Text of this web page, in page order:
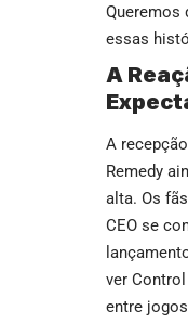
Queremos
essas
A
A
Remedy
alta. Os
CEO se
ver
entre